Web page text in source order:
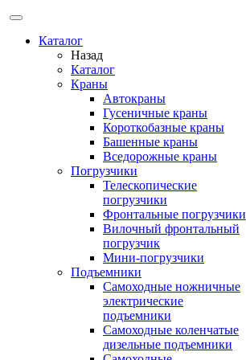
Каталог
Назад
Каталог
Краны
Автокраны
Гусеничные краны
Короткобазные краны
Башенные краны
Вcедорожные краны
Погрузчики
Телескопические
погрузчики
Фронтальные погрузчики
Вилочный фронтальный
погрузчик
Мини-погрузчики
Подъемники
Самоходные ножничные
электрические
подъемники
Самоходные коленчатые
дизельные подъемники